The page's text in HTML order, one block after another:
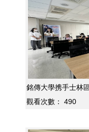
銘傳大學携手士林
觀看次數：
490